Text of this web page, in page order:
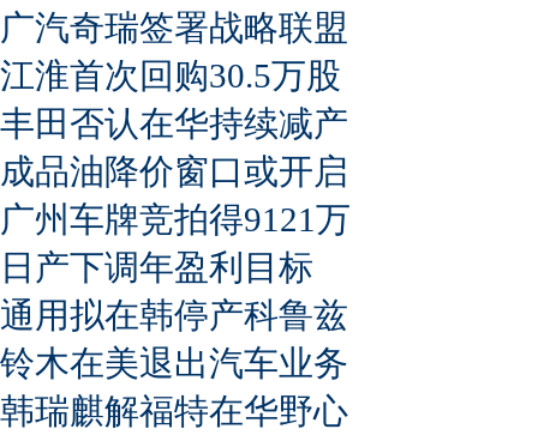
广汽奇瑞签署战略联盟
江淮首次回购30.5万股
丰田否认在华持续减产
成品油降价窗口或开启
广州车牌竞拍得9121万
日产下调年盈利目标
通用拟在韩停产科鲁兹
铃木在美退出汽车业务
韩瑞麒解福特在华野心